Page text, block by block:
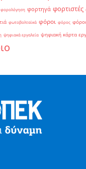
φορολόγηση φορτηγά φορτιστές
φωτοβολταϊκά φόροι φόρος
ψηφιακά εργαλεία ψηφιακή κάρτα